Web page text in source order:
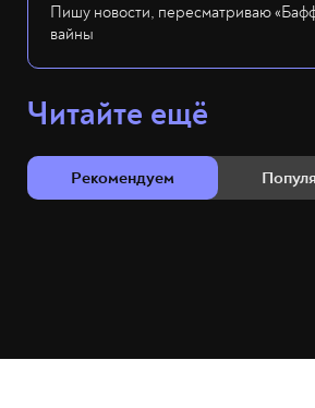
Пишу новости, пересматриваю
вайны
Читайте ещё
Рекомендуем